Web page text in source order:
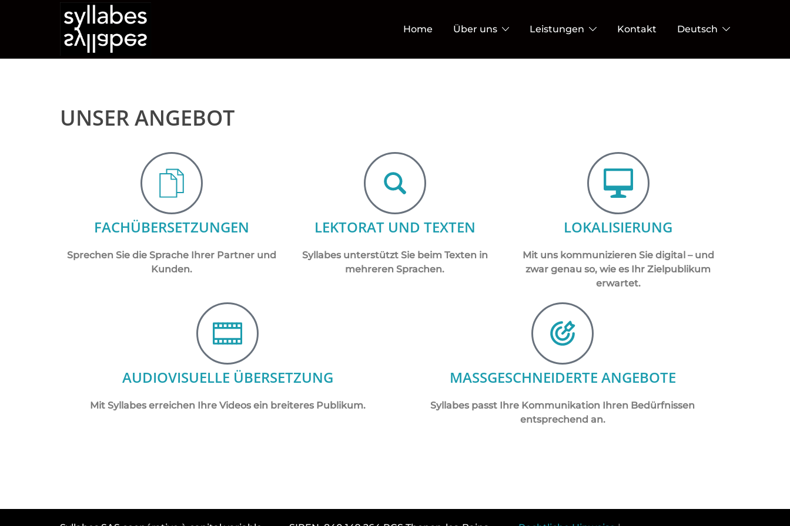
Home Über uns Leistungen Kontakt Deutsch
UNSER ANGEBOT
FACHÜBERSETZUNGEN
Sprechen Sie die Sprache Ihrer Partner und
Kunden.
LEKTORAT UND TEXTEN
Syllabes unterstützt Sie beim Texten in
mehreren Sprachen.
LOKALISIERUNG
Mit uns kommunizieren Sie digital – und
zwar genau so, wie es Ihr Zielpublikum
erwartet.
AUDIOVISUELLE ÜBERSETZUNG
Mit Syllabes erreichen Ihre Videos ein breiteres Publikum.
MASSGESCHNEIDERTE ANGEBOTE
Syllabes passt Ihre Kommunikation Ihren Bedürfnissen
entsprechend an.